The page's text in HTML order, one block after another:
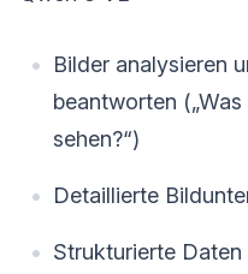
Bilder analysieren
beantworten
sehen?“)
Detaillierte
Strukturierte Daten